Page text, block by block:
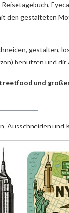
den gestalteten
gestalten,
benutzen und
und
Ausschneiden und